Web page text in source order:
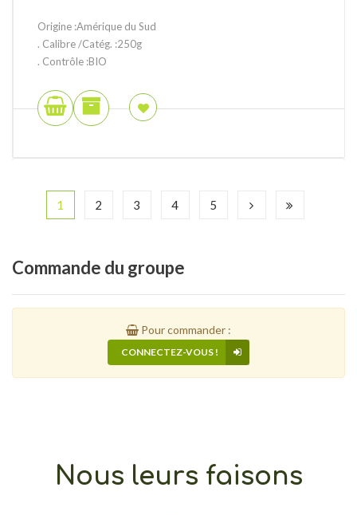
Origine :Amérique du Sud
. Calibre /Catég. :250g
. Contrôle :BIO
1 2 3 4 5
Commande du groupe
Pour commander :
CONNECTEZ-VOUS !
Nous leurs faisons